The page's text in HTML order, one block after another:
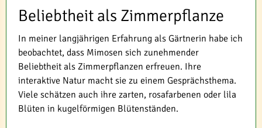
Beliebtheit als Zimmerpflanze
In meiner langjährigen Erfahrung als Gärtnerin habe ich
beobachtet, dass Mimosen sich zunehmender
Beliebtheit als Zimmerpflanzen erfreuen. Ihre
interaktive Natur macht sie zu einem Gesprächsthema.
Viele schätzen auch ihre zarten, rosafarbenen oder lila
Blüten in kugelförmigen Blütenständen.